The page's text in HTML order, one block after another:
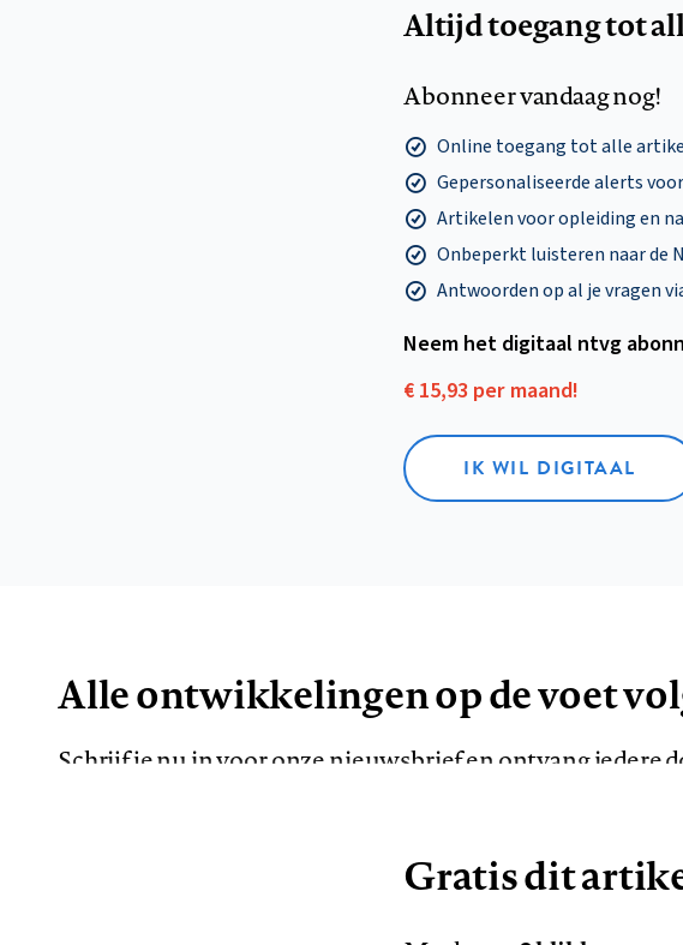
Altijd toegang tot
Abonneer vandaag nog!
Online toegang tot alle
Gepersonaliseerde alerts
Artikelen voor opleiding en
Onbeperkt luisteren naar de
Antwoorden op al je vragen
Neem het digitaal ntvg
€ 15,93 per maand!
IK WIL DIGITAAL
Alle ontwikkelingen op de voet
Schrijf je nu in voor onze nieuwsbrief en ontvang iedere
Gratis dit